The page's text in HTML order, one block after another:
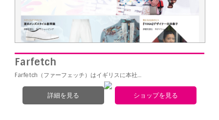
Farfetch
Farfetch（ファーフェッチ）はイギリスに本社…
詳細を見る ショップを見る